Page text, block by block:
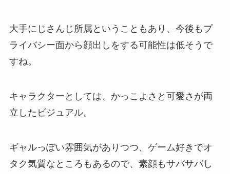
大手にじさんじ所属ということもあり、今後もプ
ライバシー面から顔出しをする可能性は低そうで
すね。
キャラクターとしては、かっこよさと可愛さが両
立したビジュアル。
ギャルっぽい雰囲気がありつつ、ゲーム好きでオ
タク気質なところもあるので、素顔もサバサバし